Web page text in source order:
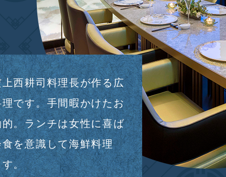
西耕司料理長が作る広
です。手間暇かけたお
。ランチは女性に喜ば
を意識して海鮮料理
す。